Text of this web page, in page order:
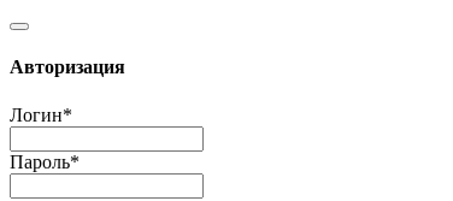
Авторизация
Логин*
Пароль*